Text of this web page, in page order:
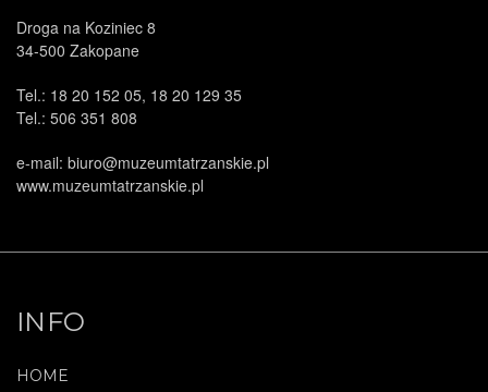
Droga na Koziniec 8
34-500 Zakopane
Tel.: 18 20 152 05, 18 20 129 35
Tel.: 506 351 808
e-mail: biuro@muzeumtatrzanskie.pl
www.muzeumtatrzanskie.pl
INFO
HOME